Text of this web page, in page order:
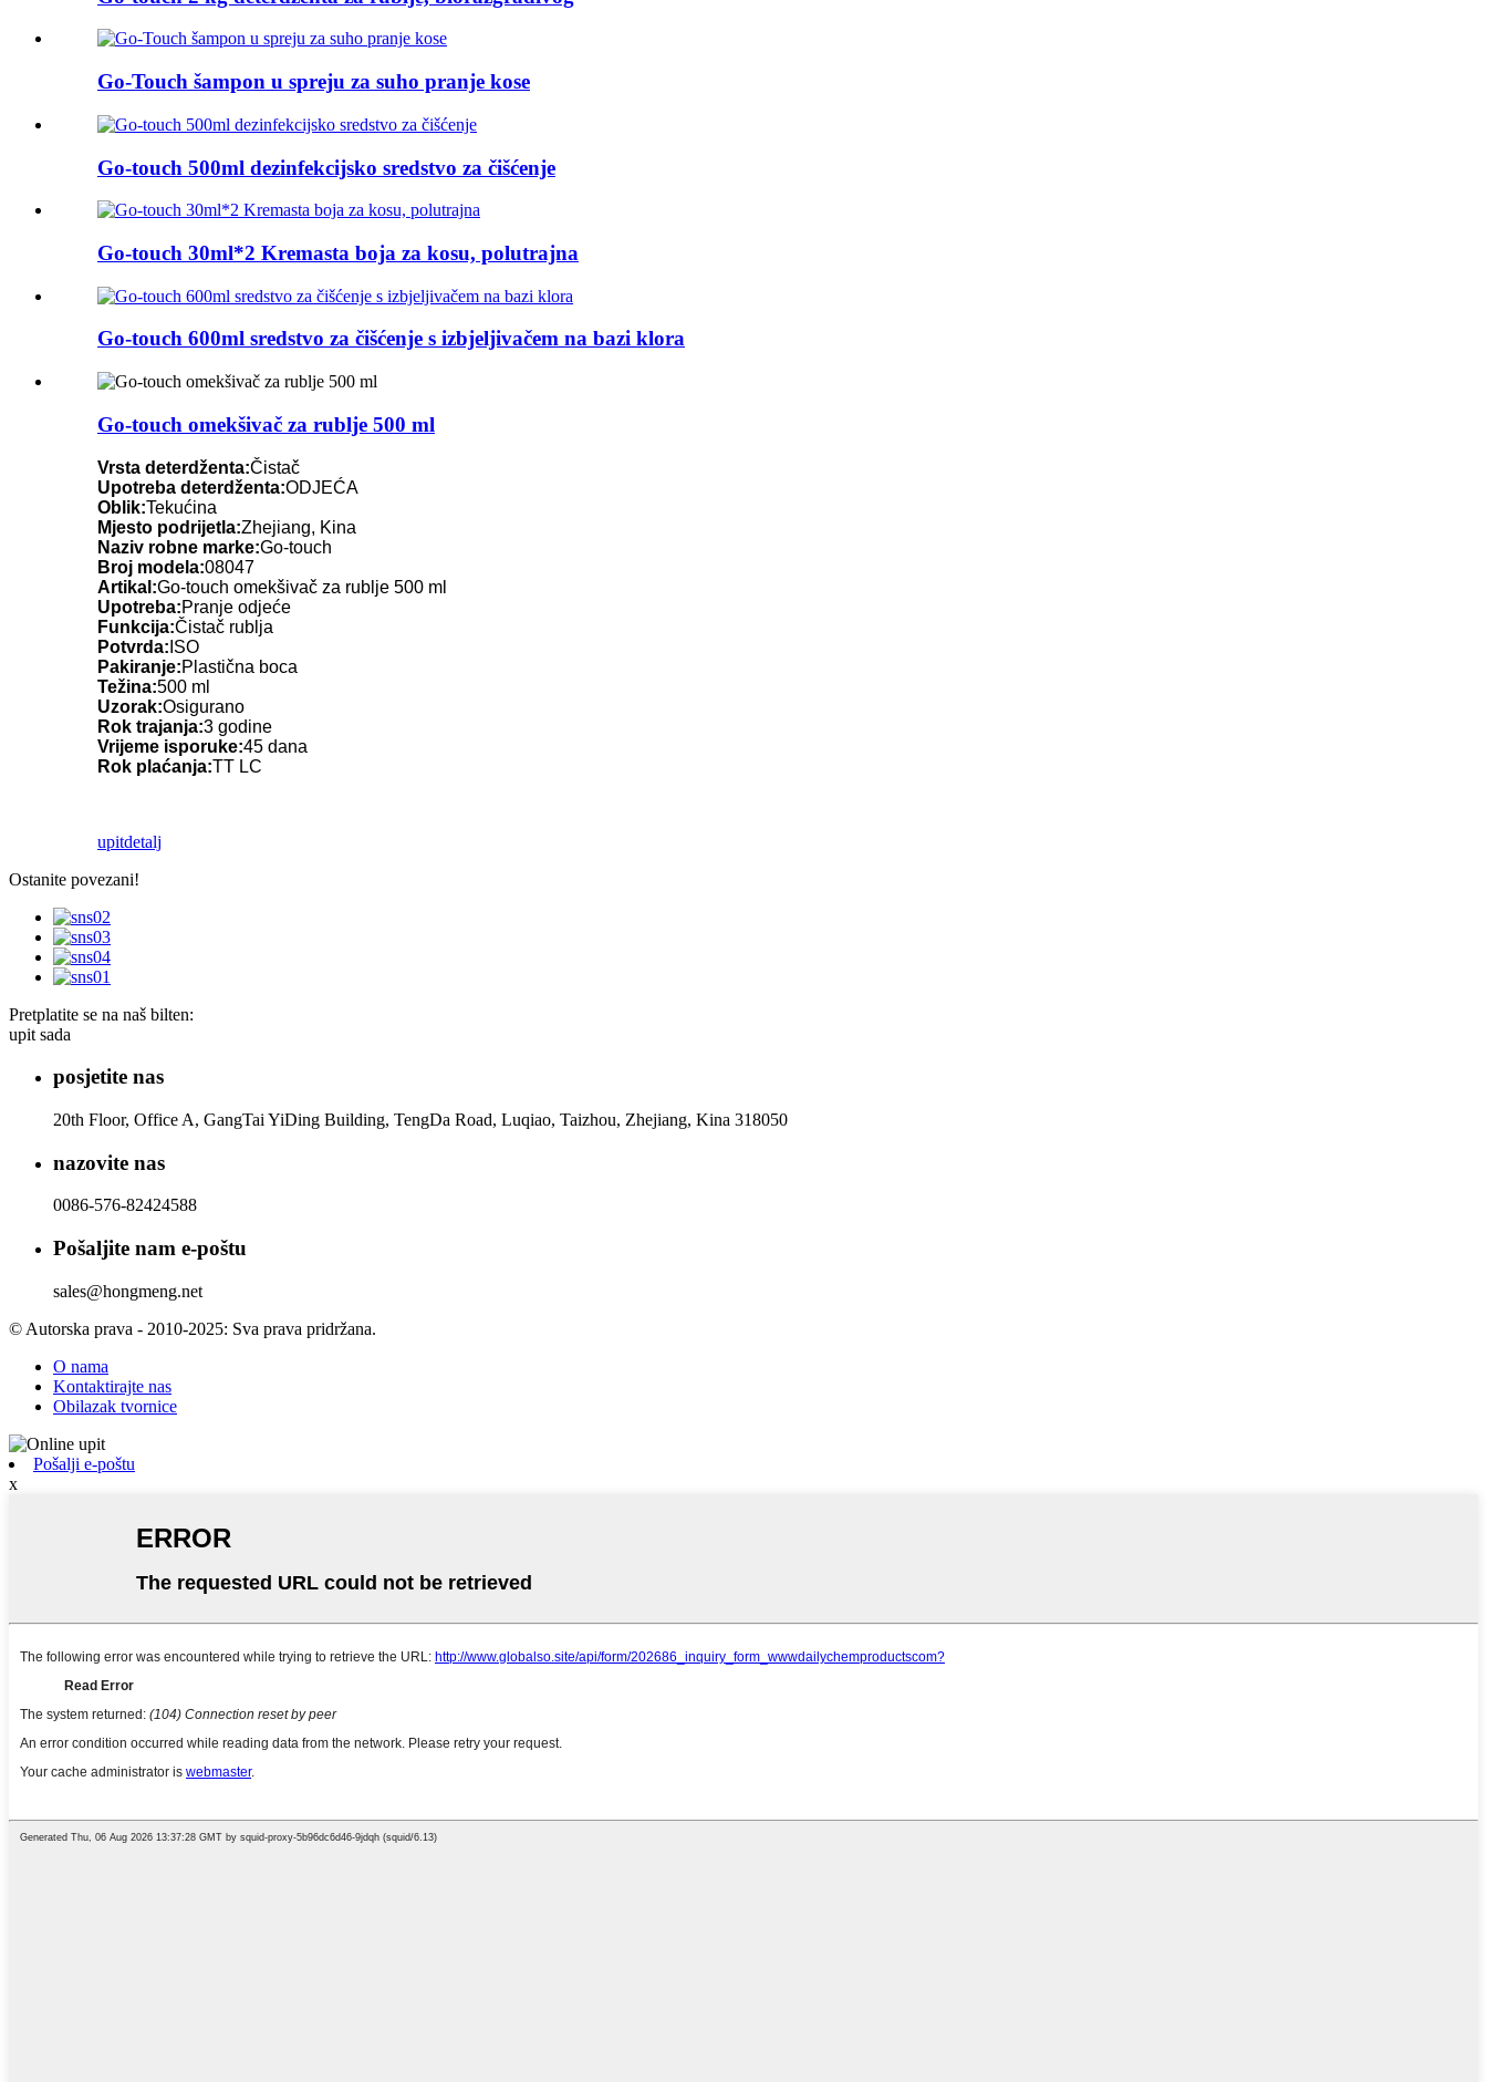
Go-Touch šampon u spreju za suho pranje kose
Go-touch 500ml dezinfekcijsko sredstvo za čišćenje
Go-touch 30ml*2 Kremasta boja za kosu, polutrajna
Go-touch 600ml sredstvo za čišćenje s izbjeljivačem na bazi klora
Go-touch omekšivač za rublje 500 ml
Vrsta deterdženta:Čistač
Upotreba deterdženta:ODJEĆA
Oblik:Tekućina
Mjesto podrijetla:Zhejiang, Kina
Naziv robne marke:Go-touch
Broj modela:08047
Artikal:Go-touch omekšivač za rublje 500 ml
Upotreba:Pranje odjeće
Funkcija:Čistač rublja
Potvrda: ISO
Pakiranje:Plastična boca
Težina:500 ml
Uzorak:Osigurano
Rok trajanja:3 godine
Vrijeme isporuke:45 dana
Rok plaćanja:TT LC
upitdetalj
Ostanite povezani!
Pretplatite se na naš bilten:
upit sada
posjetite nas
20th Floor, Office A, GangTai YiDing Building, TengDa Road, Luqiao, Taizhou, Zhejiang, Kina 318050
nazovite nas
0086-576-82424588
Pošaljite nam e-poštu
sales@hongmeng.net
© Autorska prava - 2010-2025: Sva prava pridržana.
O nama
Kontaktirajte nas
Obilazak tvornice
Pošalji e-poštu
x